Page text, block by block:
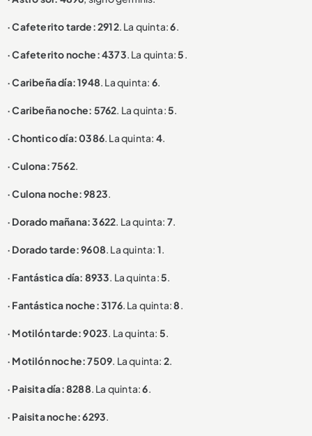
· Cafeterito tarde: 2912. La quinta:6.
· Cafeterito noche: 4373. La quinta:5.
· Caribeña día: 1948. La quinta: 6.
· Caribeña noche: 5762. La quinta:5.
· Chontico día: 0386. La quinta: 4.
· Culona: 7562.
· Culona noche: 9823.
· Dorado mañana: 3622. La quinta: 7.
· Dorado tarde: 9608. La quinta: 1.
· Fantástica día: 8933. La quinta:5.
· Fantástica noche: 3176. La quinta:8.
· Motilón tarde: 9023. La quinta: 5.
· Motilón noche: 7509. La quinta: 2.
· Paisita día: 8288. La quinta:6.
· Paisita noche: 6293.